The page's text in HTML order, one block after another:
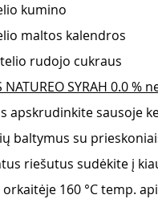
kumino
maltos kalendros
rudojo cukraus
NATUREO SYRAH 0.0
apskrudinkite sausoje
baltymus su
riešutus sudėkite į
160 °C temp.